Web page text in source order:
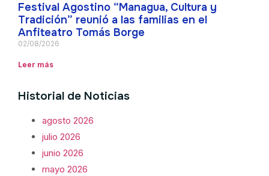
Festival Agostino “Managua, Cultura y
Tradición” reunió a las familias en el
Anfiteatro Tomás Borge
02/08/2026
Leer más
Historial de Noticias
agosto 2026
julio 2026
junio 2026
mayo 2026